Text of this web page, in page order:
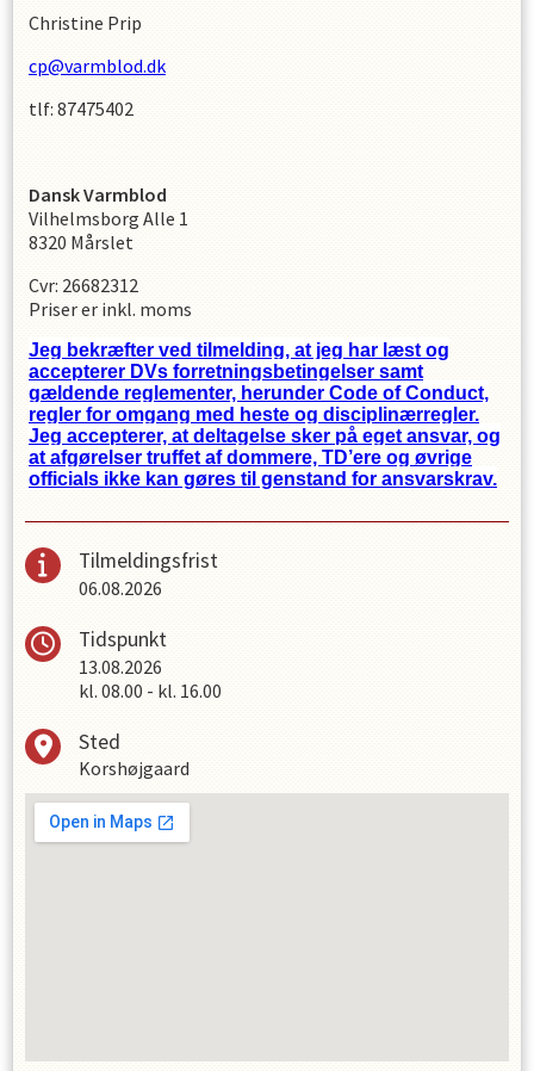
Christine Prip
cp@varmblod.dk
tlf: 87475402
Dansk Varmblod
Vilhelmsborg Alle 1
8320 Mårslet
Cvr: 26682312
Priser er inkl. moms
Jeg bekræfter ved tilmelding, at jeg har læst og
accepterer DVs forretningsbetingelser samt
gældende reglementer, herunder Code of Conduct,
regler for omgang med heste og disciplinærregler.
Jeg accepterer, at deltagelse sker på eget ansvar, og
at afgørelser truffet af dommere, TD’ere og øvrige
officials ikke kan gøres til genstand for ansvarskrav.
Tilmeldingsfrist
06.08.2026
Tidspunkt
13.08.2026
kl. 08.00 - kl. 16.00
Sted
Korshøjgaard